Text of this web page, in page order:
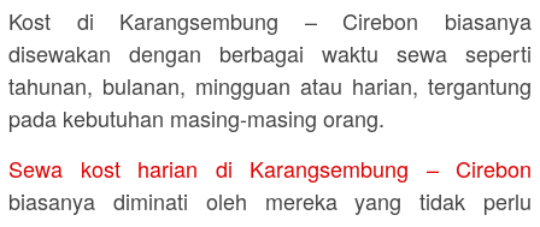
Kost di Karangsembung – Cirebon biasanya
disewakan dengan berbagai waktu sewa seperti
tahunan, bulanan, mingguan atau harian, tergantung
pada kebutuhan masing-masing orang.
Sewa kost harian di Karangsembung – Cirebon
biasanya diminati oleh mereka yang tidak perlu